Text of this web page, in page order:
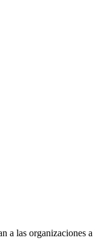
a las organizaciones